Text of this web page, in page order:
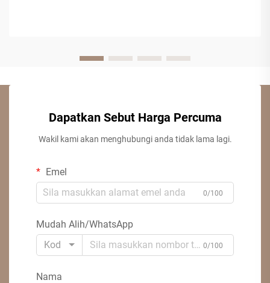
Dapatkan Sebut Harga Percuma
Wakil kami akan menghubungi anda tidak lama lagi.
Emel
0/100
Mudah Alih/WhatsApp
Kod
0/100
Nama